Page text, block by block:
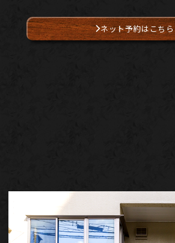
ネット予約はこちら